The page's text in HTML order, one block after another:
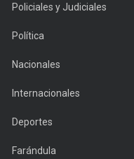
Policiales y Judiciales
Política
Nacionales
Internacionales
Deportes
Farándula